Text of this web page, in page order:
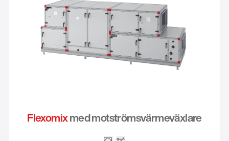
Flexomixmed motströmsvärmeväxlare